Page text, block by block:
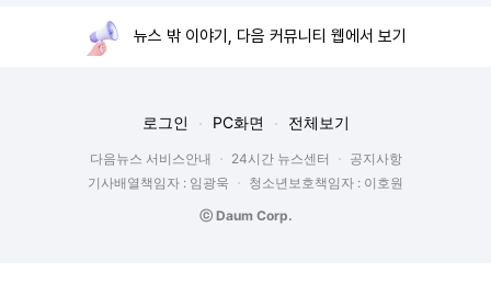
뉴스 밖 이야기, 다음 커뮤니티 웹에서 보기
로그인 PC화면 전체보기
다음뉴스 서비스안내 24시간 뉴스센터
공지사항
기사배열책임자 : 임광욱
청소년보호책임자 : 이호원
ⓒ Daum Corp.